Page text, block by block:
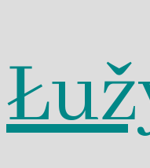
Zum
Inhalt
springen